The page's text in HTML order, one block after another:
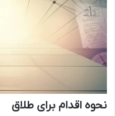
نحوه اقدام برای طلاق